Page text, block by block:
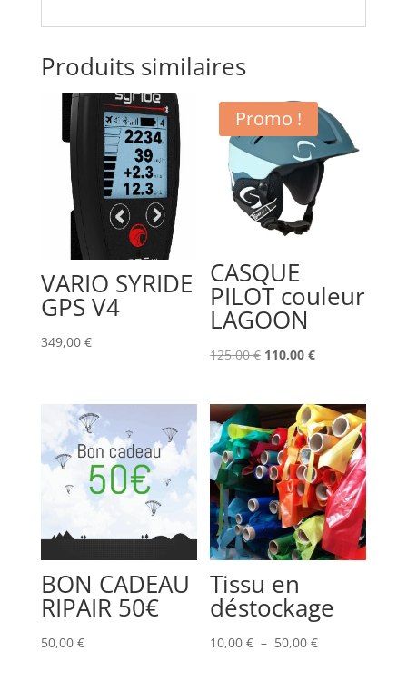
Produits similaires
VARIO SYRIDE
GPS V4
349,00 €
Promo !
CASQUE
PILOT couleur
LAGOON
125,00€ Le
initial
était :
125,00 €.
110,00€Le
actuel
est :
110,00 €.
BON CADEAU
RIPAIR 50€
50,00 €
Tissu en
déstockage
10,00€ – 50,00€Plage